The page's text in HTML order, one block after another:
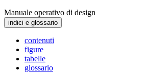
Manuale operativo di design
indici e glossario
contenuti
figure
tabelle
glossario